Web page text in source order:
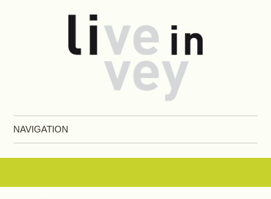
Live in Vevey
NAVIGATION